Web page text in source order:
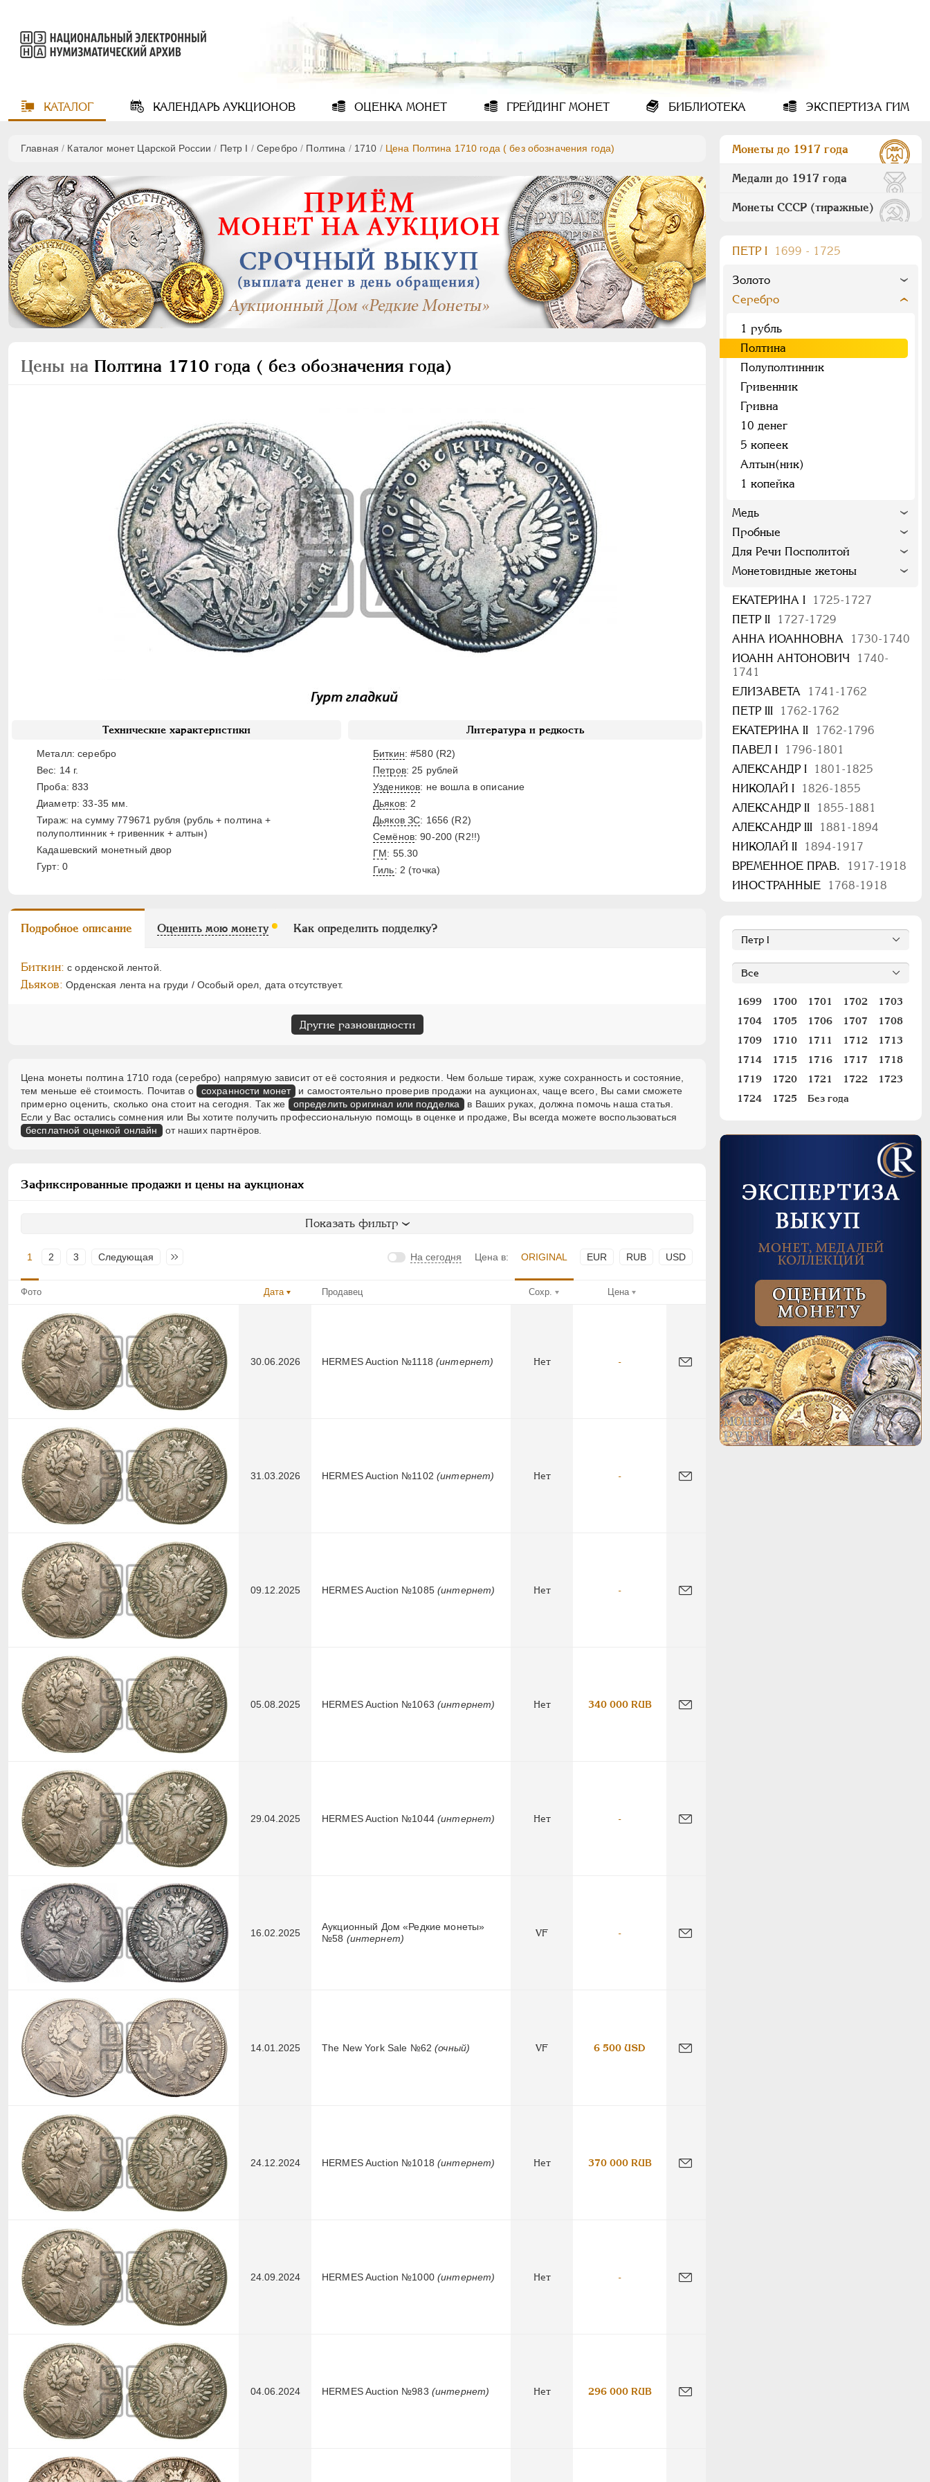
КАТАЛОГ КАЛЕНДАРЬАУКЦИОНОВ ОЦЕНКА МОНЕТ ГРЕЙДИНГМОНЕТ БИБЛИОТЕКА ЭКСПЕРТИЗА ГИМ
Главная / Каталог монет Царской России / Пeтр I /Серебро / Полтина / 1710 / Цена Полтина 1710 года ( без обозначения года)
Цены на Полтина 1710 года ( без обозначения года)
Технические характеристики
Металл: серебро
Вес: 14 г.
Проба: 833
Диаметр: 33-35 мм.
Тираж: на сумму 779671 рубля (рубль + полтина +
полуполтинник + гривенник + алтын)
Кадашевский монетный двор
Гурт: 0
Литература и редкость
Биткин: #580 (R2)
Петров: 25 рублей
Уздеников: не вошла в описание
Дьяков: 2
Дьяков ЗС: 1656 (R2)
Семёнов: 90-200 (R2!!)
ГМ: 55.30
Гиль: 2 (точка)
Подробное описание Оценить мою монету Как определить подделку?
Биткин: с орденской лентой.
Дьяков: Орденская лента на груди / Особый орел, дата отсутствует.
Другие разновидности
Цена монеты полтина 1710 года (серебро) напрямую зависит от её состояния и редкости. Чем больше тираж, хуже сохранность и состояние,
тем меньше её стоимость. Почитав о
сохранности монет
и самостоятельно проверив продажи на аукционах, чаще всего, Вы сами сможете
примерно оценить, сколько она стоит на сегодня. Так же
определить оригинал или подделка
в Ваших руках, должна помочь наша статья.
Если у Вас остались сомнения или Вы хотите получить профессиональную помощь в оценке и продаже, Вы всегда можете воспользоваться
бесплатной оценкой онлайн от наших партнёров.
Зафиксированные продажи и цены на аукционах
Показать фильтр
1 2 3 Следующая Последняя На сегодня Цена в: ORIGINAL EUR RUB USD
Фото Дата Продавец Сохр. Цена
30.06.2026 HERMES Auction №1118 (интернет) Нет -
31.03.2026 HERMES Auction №1102 (интернет) Нет -
09.12.2025 HERMES Auction №1085 (интернет) Нет -
05.08.2025 HERMES Auction №1063 (интернет) Нет 340 000 RUB
29.04.2025 HERMES Auction №1044 (интернет) Нет -
16.02.2025
Аукционный Дом «Редкие монеты»
№58 (интернет)
VF -
14.01.2025 The New York Sale №62(очный) VF 6 500 USD
24.12.2024 HERMES Auction №1018 (интернет) Нет 370 000 RUB
24.09.2024 HERMES Auction №1000 (интернет) Нет -
04.06.2024 HERMES Auction №983 (интернет) Нет 296 000 RUB
Монеты до 1917 года
Медали до 1917 года
Монеты СССР (тиражные)
ПEТР I 1699 - 1725
Золото
Серебро
1 рубль
Полтина
Полуполтинник
Гривенник
Гривна
10 денег
5 копеек
Алтын(ник)
1 копейка
Медь
Пробные
Для Речи Посполитой
Монетовидные жетоны
ЕКАТЕРИНА I
1725-1727
ПЕТР II
1727-1729
АННА ИОАННОВНА
1730-1740
ИОАНН АНТОНОВИЧ
1740-
1741
ЕЛИЗАВЕТА
1741-1762
ПЕТР III
1762-1762
ЕКАТЕРИНА II
1762-1796
ПАВЕЛ I
1796-1801
АЛЕКСАНДР I
1801-1825
НИКОЛАЙ I
1826-1855
АЛЕКСАНДР II
1855-1881
АЛЕКСАНДР III
1881-1894
НИКОЛАЙ II
1894-1917
ВРЕМЕННОЕ ПРАВ.
1917-1918
ИНОСТРАННЫЕ
1768-1918
1699 1700 1701 1702
1703
1704
1705 1706 1707
1708
1709
1710 1711 1712
1713
1714
1715 1716 1717
1718
1719
1720 1721 1722
1723
1724
1725 Без года